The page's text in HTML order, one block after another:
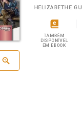
HELIZABETHE
TAMBÉM
DISPONÍVEL
EM EBOOK